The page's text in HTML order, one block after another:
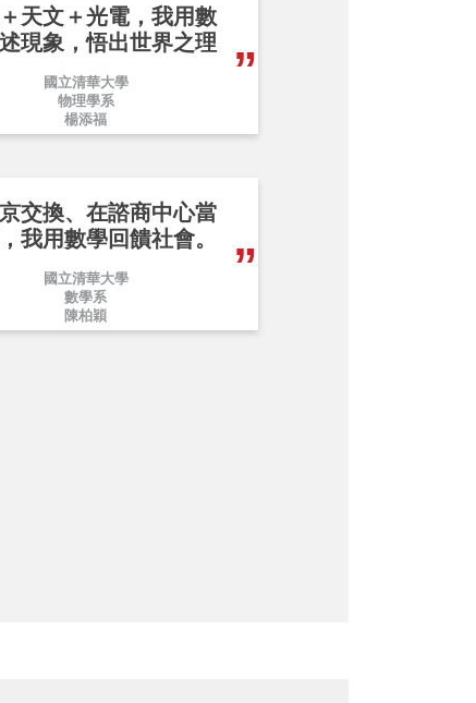
天文＋光電，我用數
現象，悟出世界之理
國立清華大學
物理學系
楊添福
交換、在諮商中心當
我用數學回饋社會。
國立清華大學
數學系
陳柏穎